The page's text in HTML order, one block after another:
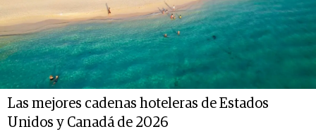
Las mejores cadenas hoteleras de Estados
Unidos y Canadá de 2026